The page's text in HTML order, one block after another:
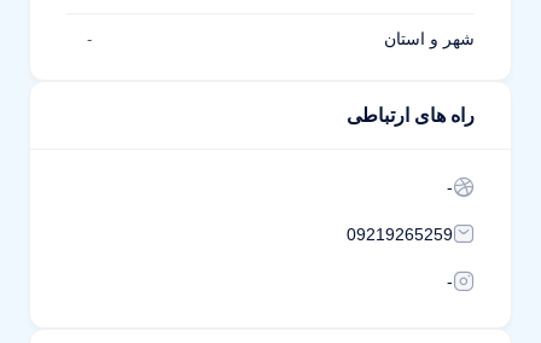
شهر و استان -
راه های ارتباطی
-
09219265259
-